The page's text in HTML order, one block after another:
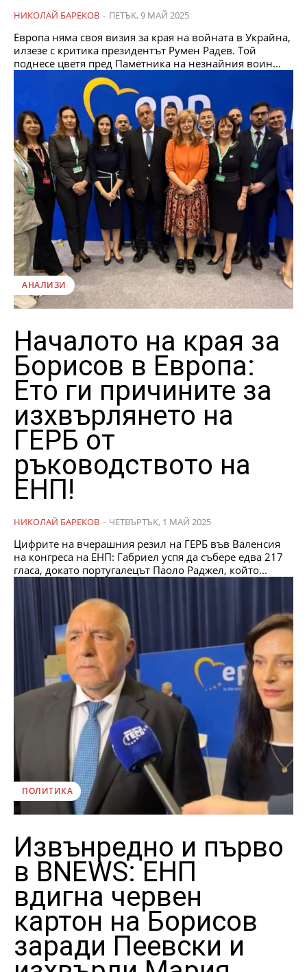
НИКОЛАЙ БАРЕКОВ - ПЕТЪК, 9 МАЙ 2025
Европа няма своя визия за края на войната в Украйна,
илзезе с критика президентът Румен Радев. Той
поднесе цветя пред Паметника на незнайния воин...
АНАЛИЗИ
Началото на края за
Борисов в Европа:
Ето ги причините за
изхвърлянето на
ГЕРБ от
ръководството на
ЕНП!
НИКОЛАЙ БАРЕКОВ - ЧЕТВЪРТЪК, 1 МАЙ 2025
Цифрите на вчерашния резил на ГЕРБ във Валенсия
на конгреса на ЕНП: Габриел успя да събере едва 217
гласа, докато португалецът Паоло Раджел, който...
ПОЛИТИКА
Извънредно и първо
в BNEWS: ЕНП
вдигна червен
картон на Борисов
заради Пеевски и